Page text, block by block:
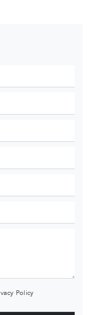
Policy